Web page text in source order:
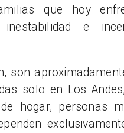
que hoy
e
son
solo en Los
hogar, personas